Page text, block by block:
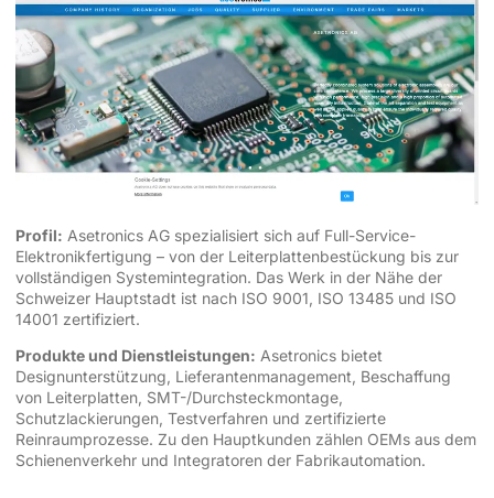
Profil: Asetronics AG spezialisiert sich auf Full-Service-
Elektronikfertigung – von der Leiterplattenbestückung bis zur
vollständigen Systemintegration. Das Werk in der Nähe der
Schweizer Hauptstadt ist nach ISO 9001, ISO 13485 und ISO
14001 zertifiziert.
Produkte und Dienstleistungen: Asetronics bietet
Designunterstützung, Lieferantenmanagement, Beschaffung
von Leiterplatten, SMT-/Durchsteckmontage,
Schutzlackierungen, Testverfahren und zertifizierte
Reinraumprozesse. Zu den Hauptkunden zählen OEMs aus dem
Schienenverkehr und Integratoren der Fabrikautomation.